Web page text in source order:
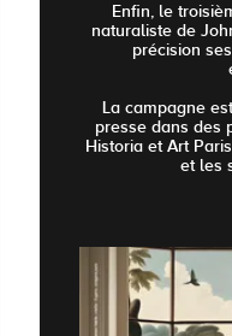
Enfin, le
naturaliste de
précision
La campagne
presse dans des
Historia et Art
et les